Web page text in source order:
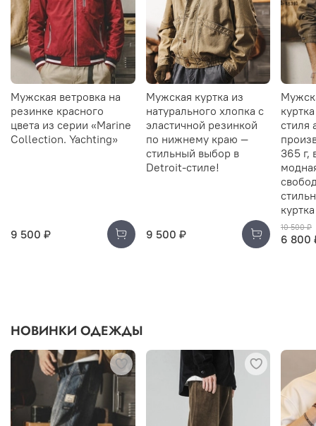
Мужская ветровка на
резинке красного
цвета из серии «Marine
Collection. Yachting»
9 500 ₽
Мужская куртка из
натурального хлопка с
эластичной резинкой
по нижнему краю —
стильный выбор в
Detroit-стиле!
9 500 ₽
стиля
365 г,
10 500 ₽
6 800
НОВИНКИ ОДЕЖДЫ